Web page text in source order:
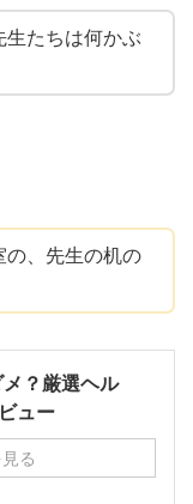
たちは何かぶ
の、先生の机の
？厳選ヘル
ュー
る